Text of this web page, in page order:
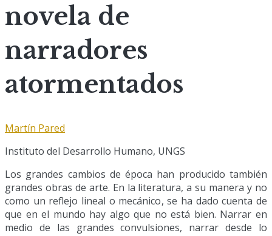
novela de
narradores
atormentados
Martín Pared
Instituto del Desarrollo Humano, UNGS
Los grandes cambios de época han producido también
grandes obras de arte. En la literatura, a su manera y no
como un reflejo lineal o mecánico, se ha dado cuenta de
que en el mundo hay algo que no está bien. Narrar en
medio de las grandes convulsiones, narrar desde lo